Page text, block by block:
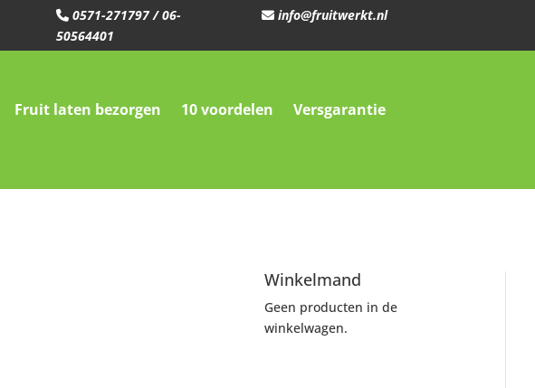
0571-271797/06-
50564401
info@fruitwerkt.nl
Fruit laten bezorgen 10 voordelen Versgarantie
Winkelmand
Geen producten in de
winkelwagen.